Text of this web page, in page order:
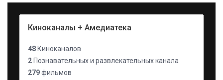
Киноканалы + Амедиатека
48 Киноканалов
2 Познавательных и развлекательных канала
279фильмов